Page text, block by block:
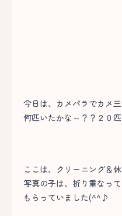
今日は、カメパラでカメ三
何匹いたかな～？？２０
ここは、クリーニング＆
写真の子は、折り重なっ
もらっていました(^^♪